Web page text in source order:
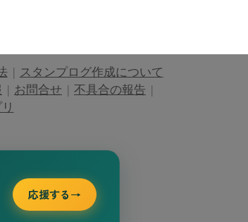
| スタンプログ作成について
| お問合せ | 不具合の報告 |
応援する→